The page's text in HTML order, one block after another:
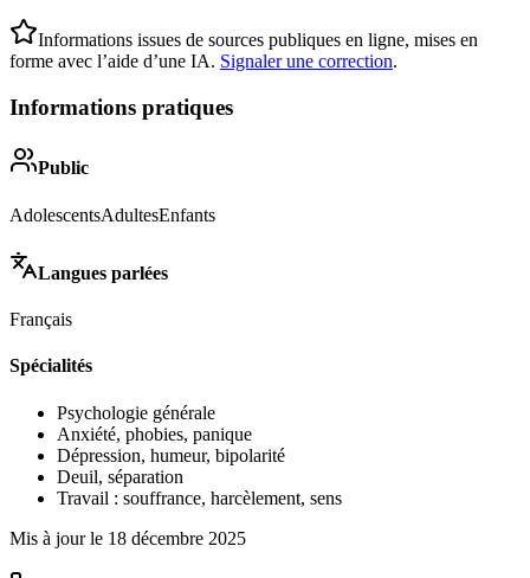
Informations issues de sources publiques en ligne, mises en
forme avec l’aide d’une IA. Signaler une correction.
Informations pratiques
Public
AdolescentsAdultesEnfants
Langues parlées
Français
Spécialités
Psychologie générale
Anxiété, phobies, panique
Dépression, humeur, bipolarité
Deuil, séparation
Travail : souffrance, harcèlement, sens
Mis à jour le 18 décembre 2025